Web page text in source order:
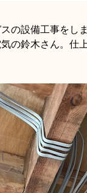
の設備工事をし
の鈴木さん。仕